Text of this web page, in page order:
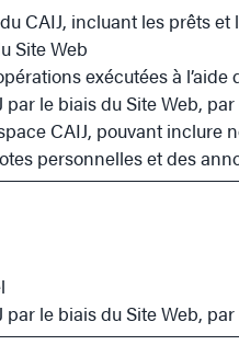
CAIJ, incluant les prêts
Site Web
exécutées à l’aide
par le biais du Site Web,
CAIJ, pouvant
personnelles et des
par le biais du Site Web,